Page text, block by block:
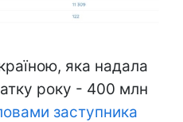
яка надала
року - 400 млн
заступника